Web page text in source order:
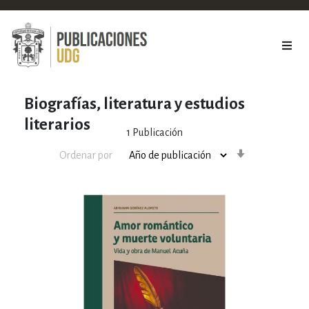
Biografías, literatura y estudios
literarios
1 Publicación
Ordenar por